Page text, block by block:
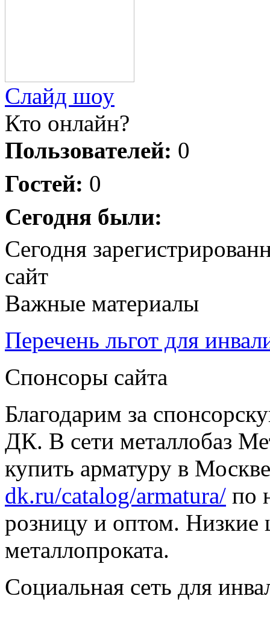
Слайд шоу
Кто онлайн?
Пользователей: 0
Гостей: 0
Сегодня были:
Сегодня
сайт
Важные материалы
Перечень льгот для
Спонсоры сайта
Благодарим за
ДК. В сети металлобаз
купить арматуру в
dk.ru/catalog/armatura/ по
розницу и оптом. Низкие
металлопроката.
Социальная сеть для